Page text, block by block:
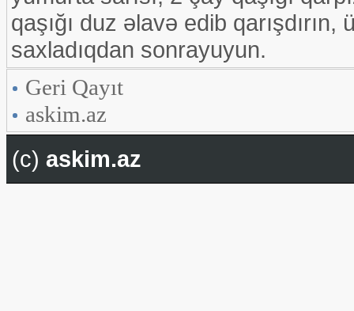
qaşığı duz əlavə edib
saxladıqdan sonrayuyun.
Geri Qayıt
askim.az
(c) askim.az